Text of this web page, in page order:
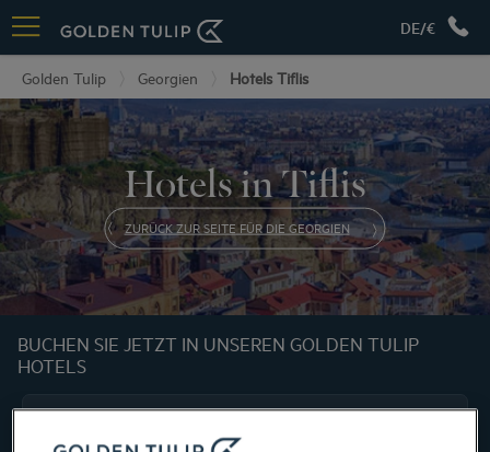
DE/€
Golden Tulip Georgien Hotels Tiflis
Hotels in Tiflis
ZURÜCK ZUR SEITE FÜR DIE GEORGIEN
BUCHEN SIE JETZT IN UNSEREN GOLDEN TULIP
HOTELS